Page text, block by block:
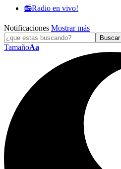
📻Radio en vivo!
Notificaciones Mostrar más
TamañoAa